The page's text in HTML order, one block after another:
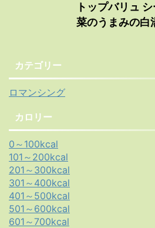
トップバリュ
菜のうまみの白
カテゴリー
ロマンシング
カロリー
0～100kcal
101～200kcal
201～300kcal
301～400kcal
401～500kcal
501～600kcal
601～700kcal